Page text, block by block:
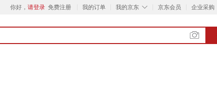
你好， 请登录 免费注册 我的订单 ◇
我的京东 京东会员 企业采购